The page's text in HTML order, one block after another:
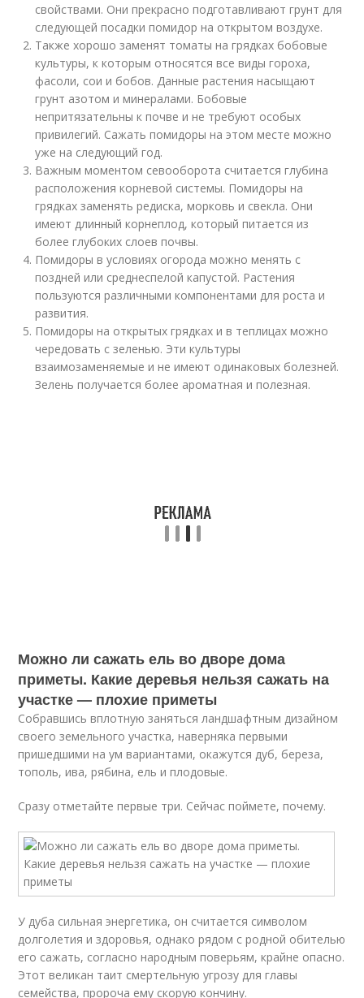
свойствами. Они прекрасно подготавливают грунт для
следующей посадки помидор на открытом воздухе.
Также хорошо заменят томаты на грядках бобовые
культуры, к которым относятся все виды гороха,
фасоли, сои и бобов. Данные растения насыщают
грунт азотом и минералами. Бобовые
непритязательны к почве и не требуют особых
привилегий. Сажать помидоры на этом месте можно
уже на следующий год.
Важным моментом севооборота считается глубина
расположения корневой системы. Помидоры на
грядках заменять редиска, морковь и свекла. Они
имеют длинный корнеплод, который питается из
более глубоких слоев почвы.
Помидоры в условиях огорода можно менять с
поздней или среднеспелой капустой. Растения
пользуются различными компонентами для роста и
развития.
Помидоры на открытых грядках и в теплицах можно
чередовать с зеленью. Эти культуры
взаимозаменяемые и не имеют одинаковых болезней.
Зелень получается более ароматная и полезная.
Можно ли сажать ель во дворе дома
приметы. Какие деревья нельзя сажать на
участке — плохие приметы
Собравшись вплотную заняться ландшафтным дизайном
своего земельного участка, наверняка первыми
пришедшими на ум вариантами, окажутся дуб, береза,
тополь, ива, рябина, ель и плодовые.
Сразу отметайте первые три. Сейчас поймете, почему.
У дуба сильная энергетика, он считается символом
долголетия и здоровья, однако рядом с родной обителью
его сажать, согласно народным поверьям, крайне опасно.
Этот великан таит смертельную угрозу для главы
семейства, пророча ему скорую кончину.